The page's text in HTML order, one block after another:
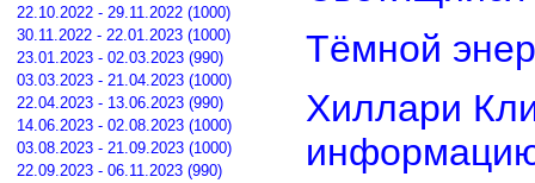
22.10.2022 - 29.11.2022 (1000)
30.11.2022 - 22.01.2023 (1000)
23.01.2023 - 02.03.2023 (990)
03.03.2023 - 21.04.2023 (1000)
22.04.2023 - 13.06.2023 (990)
14.06.2023 - 02.08.2023 (1000)
03.08.2023 - 21.09.2023 (1000)
22.09.2023 - 06.11.2023 (990)
Тёмной
Хиллари